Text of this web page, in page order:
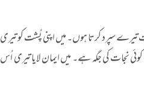
سپرد کرتا ہوں۔ میں اپنی پُشت کو تیری
نجات کی جگہ ہے۔ میں ایمان لایا تیری اُس